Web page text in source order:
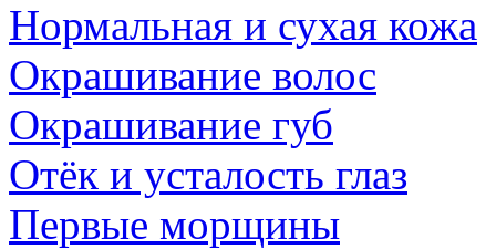
Нормальная и сухая кожа
Окрашивание волос
Окрашивание губ
Отёк и усталость глаз
Первые морщины